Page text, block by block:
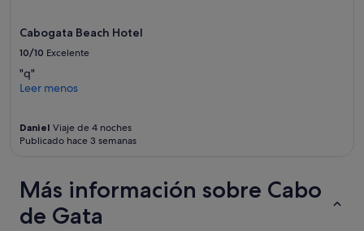
Cabogata Beach Hotel
10/10 Excelente
"q"
Leer menos
Daniel Viaje de 4 noches
Publicado hace 3 semanas
Más información sobre Cabo
de Gata